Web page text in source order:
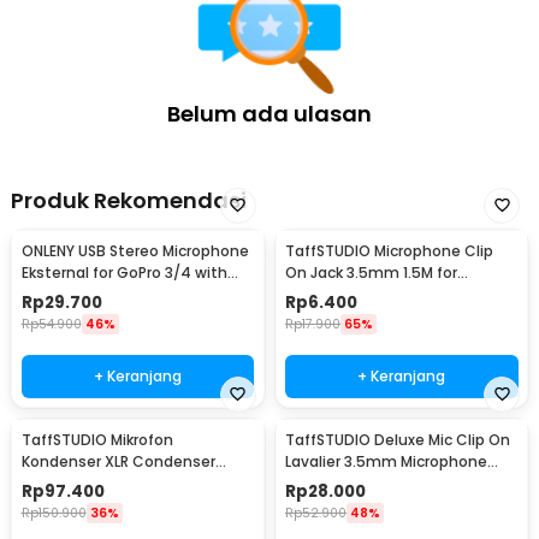
Belum ada ulasan
Produk Rekomendasi
ONLENY USB Stereo Microphone
Eksternal for GoPro 3/4 with
Clip - DZ0288
Rp29.700
Rp54.900 46%
+ Keranjang
TaffSTUDIO Microphone Clip
On Jack 3.5mm 1.5M for
Smartphone Laptop - SR-503
Rp6.400
Rp17.900 65%
+ Keranjang
TaffSTUDIO Mikrofon
Kondenser XLR Condenser
Microphone Studio Podcast -
BM-700
Rp97.400
Rp150.900 36%
TaffSTUDIO Deluxe Mic Clip On
Lavalier 3.5mm Microphone
Smartphone - EY-510A
Rp28.000
Rp52.900 48%